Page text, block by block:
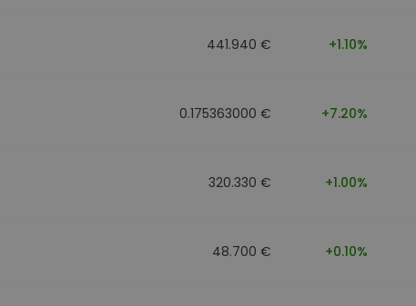
441.940 € +1.10%
0.175363000 € +7.20%
320.330 € +1.00%
48.700 € +0.10%